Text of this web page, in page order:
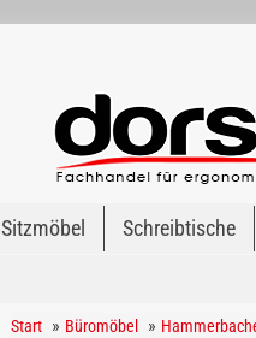
Sitzmöbel Schreibtische
Start » Büromöbel »